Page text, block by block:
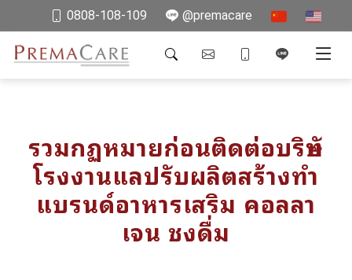
0808-108-109 @premacare
รวมกฏหมายก่อนติดต่อบริษัท
โรงงานแลปรับผลิตสร้างทำ
แบรนด์อาหารเสริม คอลลา
เจน ชงดื่ม